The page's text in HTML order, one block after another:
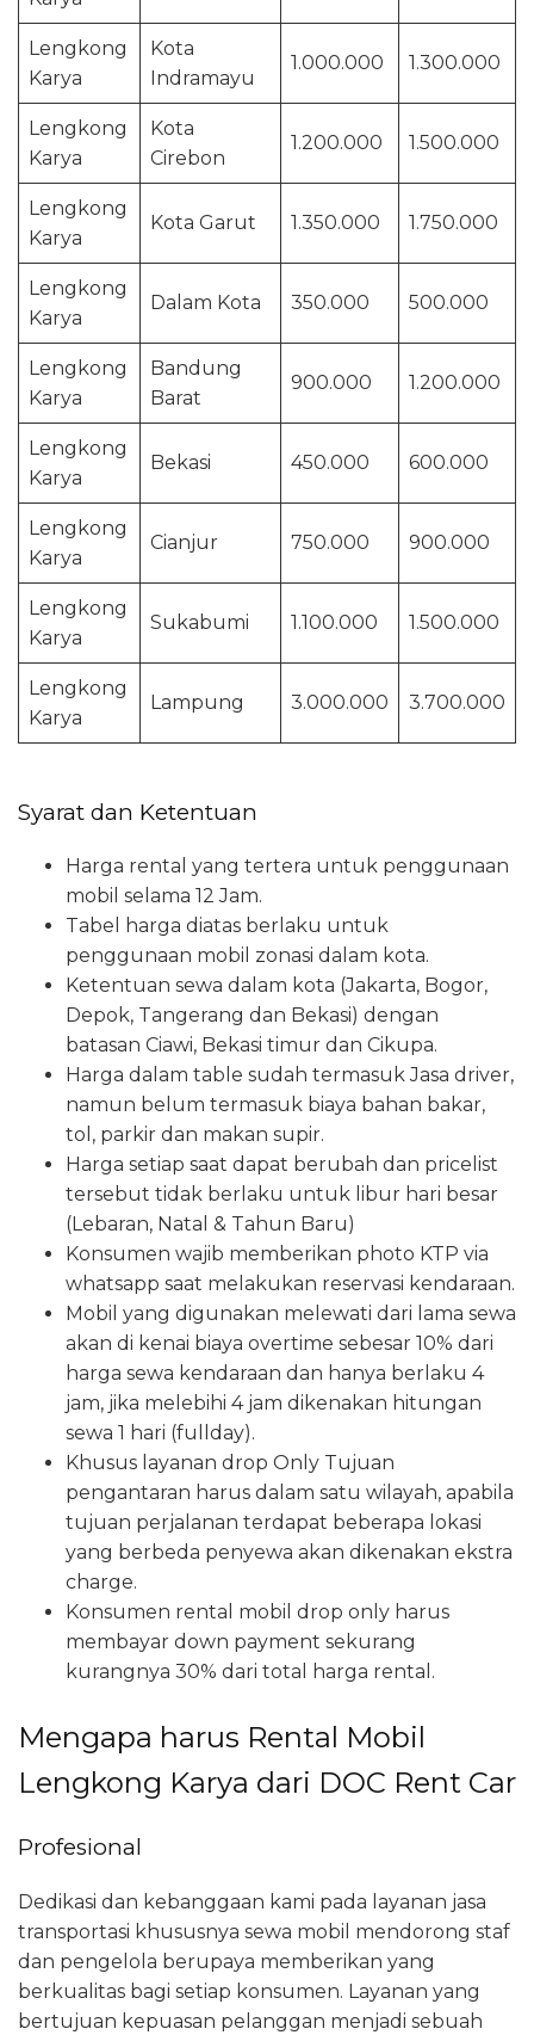
Lengkong
Karya
Kota
Indramayu
1.000.000 1.300.000
Lengkong
Karya
Kota
Cirebon
1.200.000 1.500.000
Lengkong
Karya
Kota Garut 1.350.000 1.750.000
Lengkong
Karya
Dalam Kota 350.000 500.000
Lengkong
Karya
Bandung
Barat
900.000 1.200.000
Lengkong
Karya
Bekasi 450.000 600.000
Lengkong
Karya
Cianjur 750.000 900.000
Lengkong
Karya
Sukabumi 1.100.000 1.500.000
Lengkong
Karya
Lampung 3.000.000 3.700.000
Syarat dan Ketentuan
Harga rental yang tertera untuk penggunaan
mobil selama 12 Jam.
Tabel harga diatas berlaku untuk
penggunaan mobil zonasi dalam kota.
Ketentuan sewa dalam kota (Jakarta, Bogor,
Depok, Tangerang dan Bekasi) dengan
batasan Ciawi, Bekasi timur dan Cikupa.
Harga dalam table sudah termasuk Jasa driver,
namun belum termasuk biaya bahan bakar,
tol, parkir dan makan supir.
Harga setiap saat dapat berubah dan pricelist
tersebut tidak berlaku untuk libur hari besar
(Lebaran, Natal & Tahun Baru)
Konsumen wajib memberikan photo KTP via
whatsapp saat melakukan reservasi kendaraan.
Mobil yang digunakan melewati dari lama sewa
akan di kenai biaya overtime sebesar 10% dari
harga sewa kendaraan dan hanya berlaku 4
jam, jika melebihi 4 jam dikenakan hitungan
sewa 1 hari (fullday).
Khusus layanan drop Only Tujuan
pengantaran harus dalam satu wilayah, apabila
tujuan perjalanan terdapat beberapa lokasi
yang berbeda penyewa akan dikenakan ekstra
charge.
Konsumen rental mobil drop only harus
membayar down payment sekurang
kurangnya 30% dari total harga rental.
Mengapa harus Rental Mobil
Lengkong Karya dari DOC Rent Car
Profesional
Dedikasi dan kebanggaan kami pada layanan jasa
transportasi khususnya sewa mobil mendorong staf
dan pengelola berupaya memberikan yang
berkualitas bagi setiap konsumen. Layanan yang
bertujuan kepuasan pelanggan menjadi sebuah